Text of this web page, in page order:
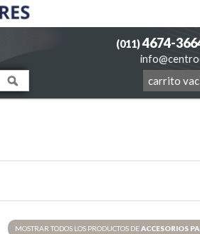
(011)4674-
carrito
MOSTRAR TODOS LOS PRODUCTOS DEACCESORIOS